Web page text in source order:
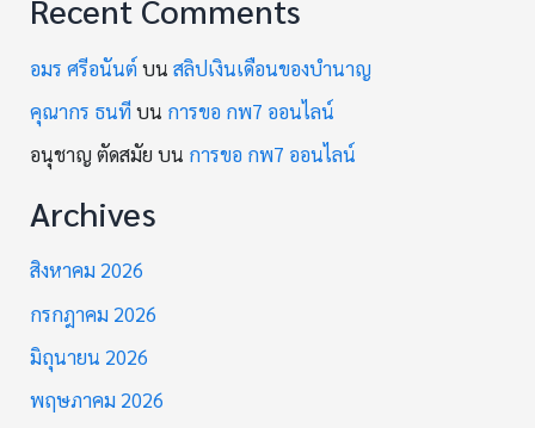
Recent Comments
อมร ศรีอนันต์บนสลิปเงินเดือนของบำนาญ
คุณากร ธนทีบน การขอ กพ7 ออนไลน์
อนุชาญ ตัดสมัย บน การขอ กพ7 ออนไลน์
Archives
สิงหาคม 2026
กรกฎาคม 2026
มิถุนายน 2026
พฤษภาคม 2026